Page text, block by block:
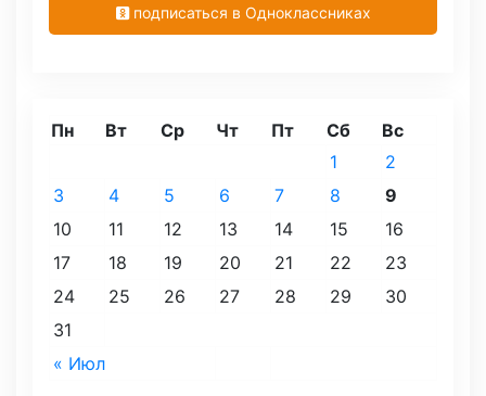
подписаться в Одноклассниках
Пн Вт Ср Чт Пт Сб Вс
« Июл
1
2
3
4 5 6 7 8
9
10
11 12 13 14 15
16
17
18 19 20 21 22
23
24
25 26 27 28 29
30
31